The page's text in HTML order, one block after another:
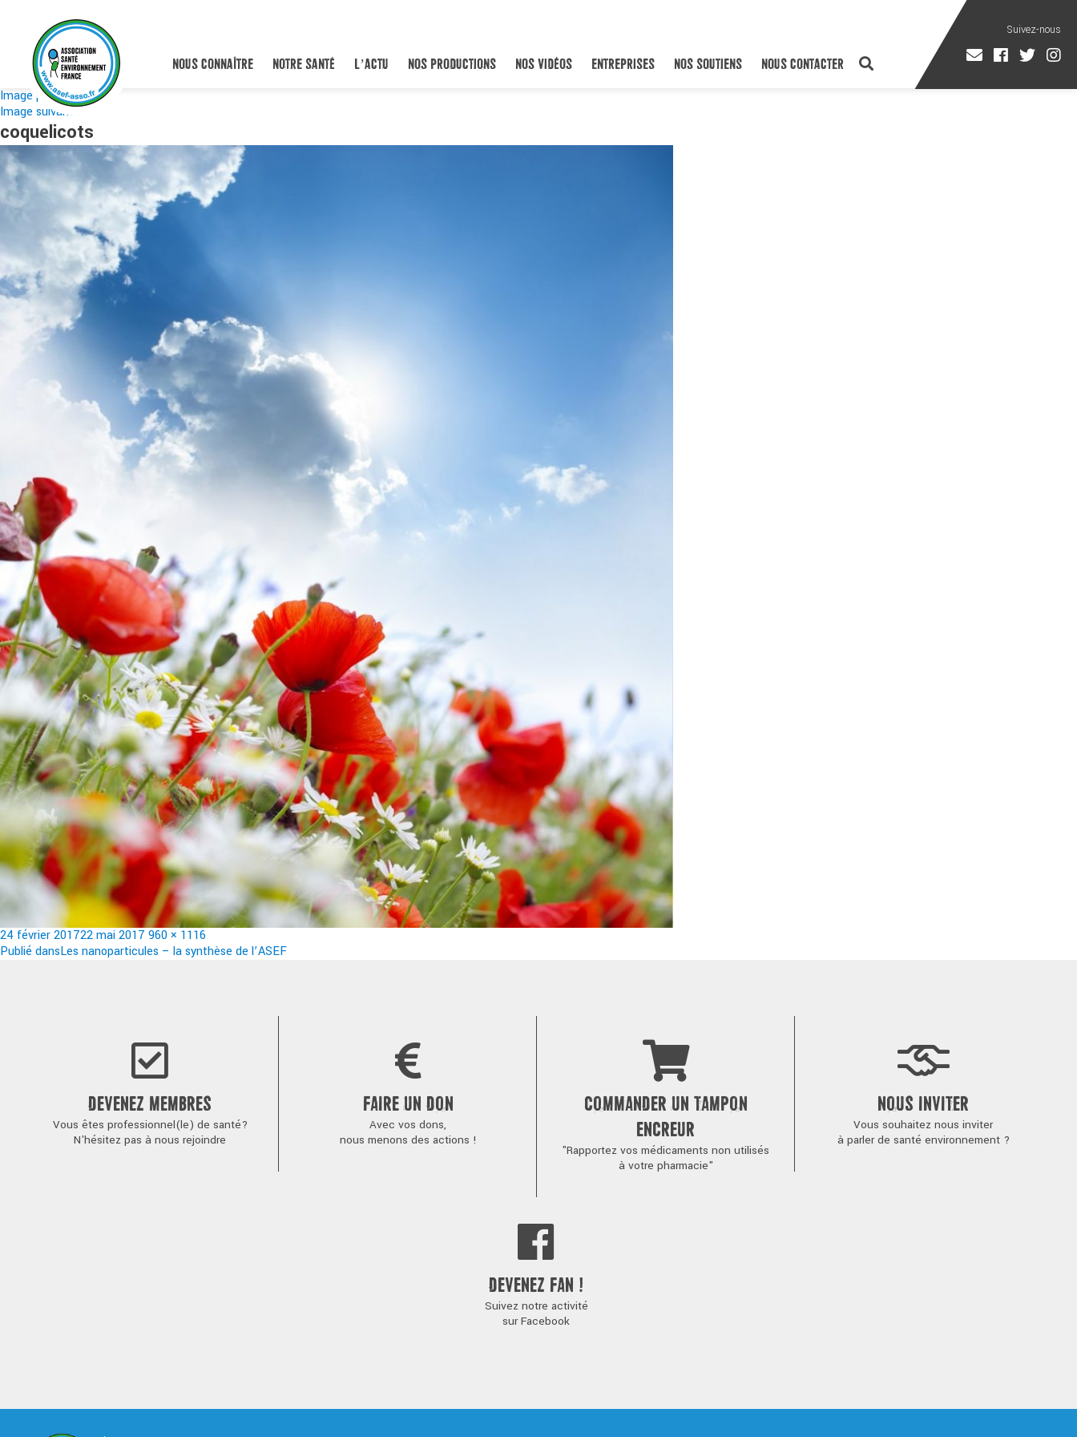
NOUS CONNAÎTRE NOTRE SANTÉ L’ACTU NOS PRODUCTIONS NOS VIDÉOS ENTREPRISES NOS SOUTIENS NOUS CONTACTER
Image précédente
Image suivante
coquelicots
Publié
le
24 février 201722 mai 2017 Taille
réelle
960 × 1116
Navigation
Publié dansLes nanoparticules – la synthèse de l’ASEF
DEVENEZ MEMBRES
Vous êtes professionnel(le) de santé?
N'hésitez pas à nous rejoindre
FAIRE UN DON
Avec vos dons,
nous menons des actions !
COMMANDER UN TAMPON
ENCREUR
"Rapportez vos médicaments non utilisés
à votre pharmacie"
NOUS INVITER
Vous souhaitez nous inviter
à parler de santé environnement ?
DEVENEZ FAN !
Suivez notre activité
sur Facebook